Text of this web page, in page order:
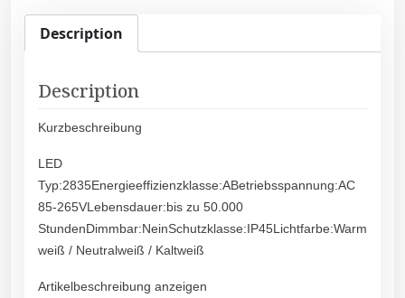
Description
Description
Kurzbeschreibung
LED
Typ:2835Energieeffizienzklasse:ABetriebsspannung:AC
85-265VLebensdauer:bis zu 50.000
StundenDimmbar:NeinSchutzklasse:IP45Lichtfarbe:Warm
weiß / Neutralweiß / Kaltweiß
Artikelbeschreibung anzeigen